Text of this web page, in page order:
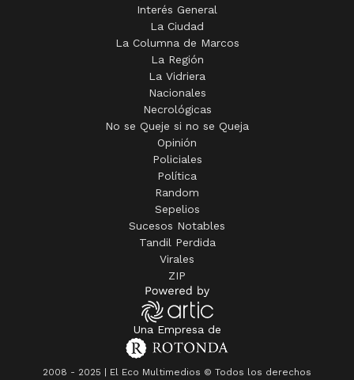
Interés General
La Ciudad
La Columna de Marcos
La Región
La Vidriera
Nacionales
Necrológicas
No se Queje si no se Queja
Opinión
Policiales
Política
Random
Sepelios
Sucesos Notables
Tandil Perdida
Virales
ZIP
Una Empresa de
2008 - 2025 | El Eco Multimedios © Todos los derechos